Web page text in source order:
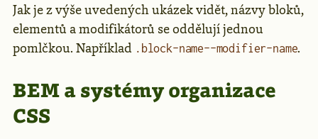
Jak je z výše uvedených ukázek vidět, názvy bloků,
elementů a modifikátorů se oddělují jednou
pomlčkou. Například .block-name--modifier-name.
BEM a systémy organizace
CSS